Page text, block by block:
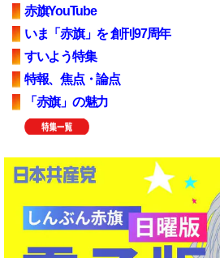
赤旗YouTube
いま「赤旗」を 創刊97周年
すいよう特集
特報、焦点・論点
「赤旗」の魅力